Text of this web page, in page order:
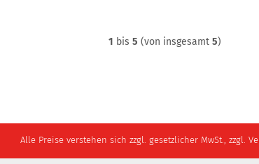
1 bis 5 (von insgesamt 5)
Alle Preise verstehen sich zzgl. gesetzlicher MwSt., zzgl.